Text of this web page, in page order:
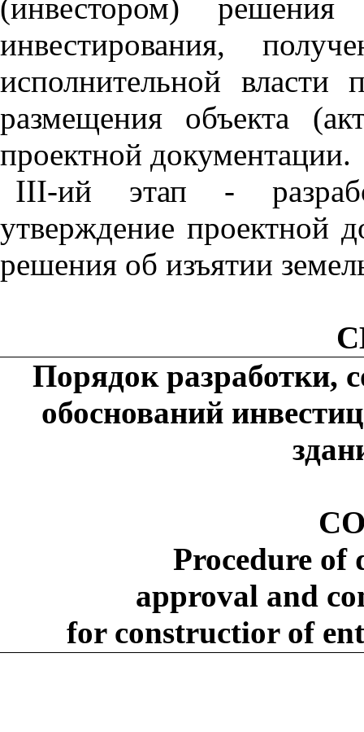
(инвестором) решения
инвестирования,
исполнительной власти
размещения объекта
проектной документации.
III-ий этап -
утверждение проектной
решения об изъятии
Порядок разработки,
обоснований
Procedure of
approval and
for constructior of